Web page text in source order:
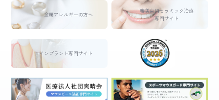
金属アレルギーの方へ
審美歯科セラミック治療
専門サイト
インプラント専門サイト